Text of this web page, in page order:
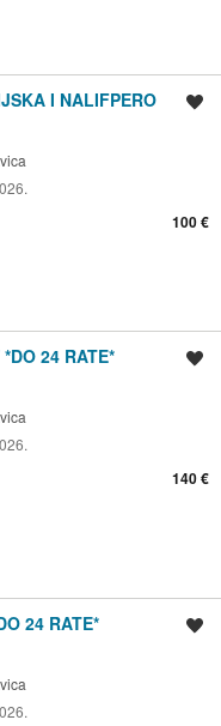
I NALIFPERO
100 €
24 RATE*
140 €
24 RATE*